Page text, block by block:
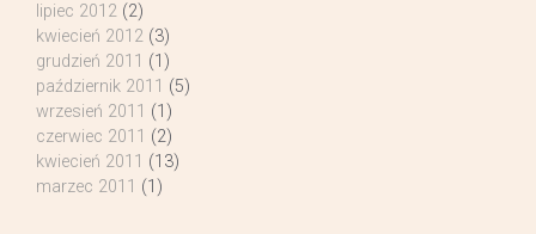
lipiec 2012 (2)
kwiecień 2012 (3)
grudzień 2011 (1)
październik 2011 (5)
wrzesień 2011 (1)
czerwiec 2011 (2)
kwiecień 2011 (13)
marzec 2011 (1)